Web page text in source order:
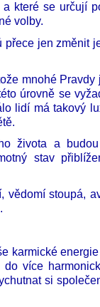
které se určují
volby.
přece jen změnit
mnohé Pravdy
úrovně se
lidí má takový
života a
stav
vědomí stoupá,
karmické
více
si